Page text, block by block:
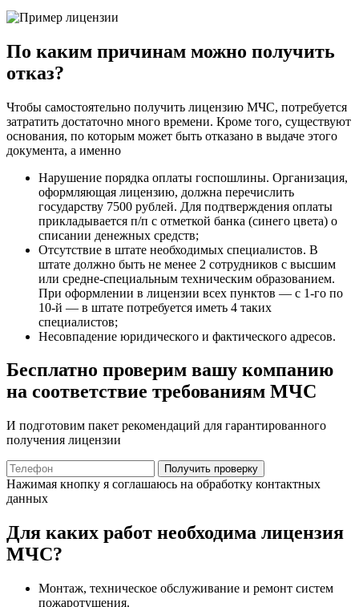
По каким причинам можно получить
отказ?
Чтобы самостоятельно получить лицензию МЧС, потребуется
затратить достаточно много времени. Кроме того, существуют
основания, по которым может быть отказано в выдаче этого
документа, а именно
Нарушение порядка оплаты госпошлины. Организация,
оформляющая лицензию, должна перечислить
государству 7500 рублей. Для подтверждения оплаты
прикладывается п/п с отметкой банка (синего цвета) о
списании денежных средств;
Отсутствие в штате необходимых специалистов. В
штате должно быть не менее 2 сотрудников с высшим
или средне-специальным техническим образованием.
При оформлении в лицензии всех пунктов — с 1-го по
10-й — в штате потребуется иметь 4 таких
специалистов;
Несовпадение юридического и фактического адресов.
Бесплатно проверим вашу компанию
на соответствие требованиям МЧС
И подготовим пакет рекомендаций для гарантированного
получения лицензии
Получить проверку
Нажимая кнопку я соглашаюсь на обработку контактных
данных
Для каких работ необходима лицензия
МЧС?
Монтаж, техническое обслуживание и ремонт систем
пожаротушения.